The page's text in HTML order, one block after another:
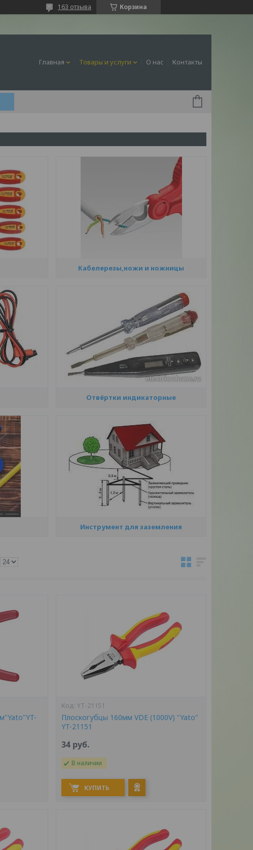
Корзина
163 отзыва
Главная Товары и услуги О нас Контакты
Кабелерезы,ножи и ножницы
Отвёртки индикаторные
Инструмент для заземления
YT-21151
Плоскогубцы 160мм VDE (1000V) "Yato"
YT-21151
34 руб.
В наличии
КУПИТЬ